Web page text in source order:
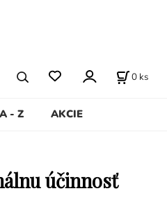
A - Z AKCIE
0 ks
účinnosť